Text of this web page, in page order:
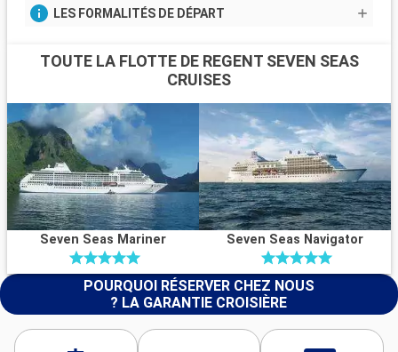
LES FORMALITÉS DE DÉPART
TOUTE LA FLOTTE DE REGENT SEVEN SEAS
CRUISES
Seven Seas Mariner Seven Seas Navigator
POURQUOI RÉSERVER CHEZ NOUS
? LA GARANTIE CROISIÈRE